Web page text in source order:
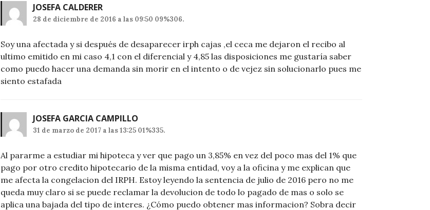
JOSEFA CALDERER
28 de diciembre de 2016 a las 09:50 09%306.
Soy una afectada y si después de desaparecer irph cajas ,el ceca me dejaron el recibo al
ultimo emitido en mi caso 4,1 con el diferencial y 4,85 las disposiciones me gustaría saber
como puedo hacer una demanda sin morir en el intento o de vejez sin solucionarlo pues me
siento estafada
JOSEFA GARCIA CAMPILLO
31 de marzo de 2017 a las 13:25 01%335.
Al pararme a estudiar mi hipoteca y ver que pago un 3,85% en vez del poco mas del 1% que
pago por otro credito hipotecario de la misma entidad, voy a la oficina y me explican que
me afecta la congelacion del IRPH. Estoy leyendo la sentencia de julio de 2016 pero no me
queda muy claro si se puede reclamar la devolucion de todo lo pagado de mas o solo se
aplica una bajada del tipo de interes. ¿Cómo puedo obtener mas informacion? Sobra decir